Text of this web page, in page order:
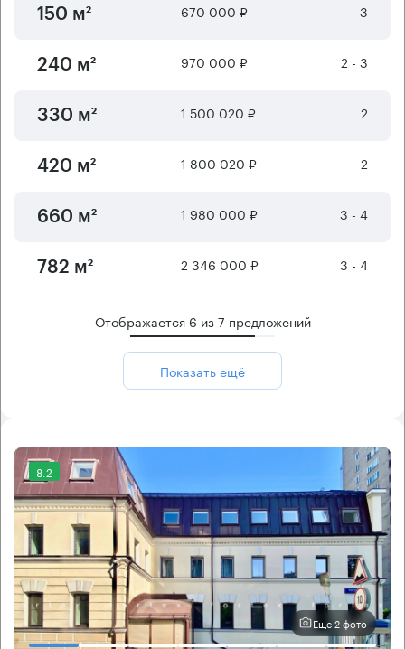
150 м² 670 000 ₽ 3
240 м² 970 000 ₽ 2 - 3
330 м² 1 500 020 ₽ 2
420 м² 1 800 020 ₽ 2
660 м² 1 980 000 ₽ 3 - 4
782 м² 2 346 000 ₽ 3 - 4
Отображается 6 из7 предложений
Показать ещё
8.2
Еще 2 фото